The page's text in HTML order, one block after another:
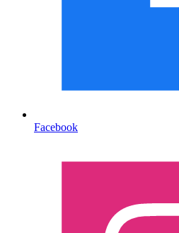
Facebook